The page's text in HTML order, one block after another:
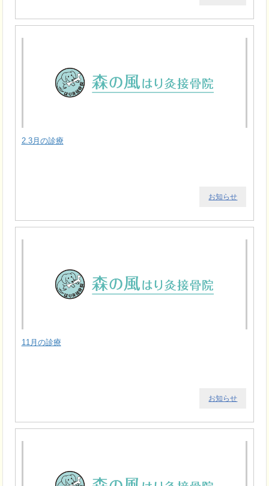
2.3月の診療
お知らせ
11月の診療
お知らせ